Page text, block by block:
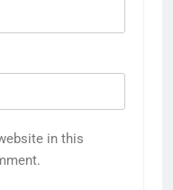
in this